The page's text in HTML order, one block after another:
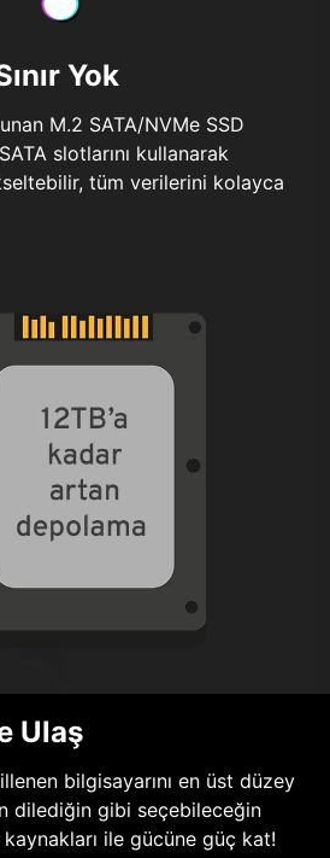
Yok
M.2 SATA/NVMe SSD
slotlarını kullanarak
tüm verilerini kolayca
Ulaş
bilgisayarını en üst düzey
dilediğin gibi seçebileceğin
ile gücüne güç kat!